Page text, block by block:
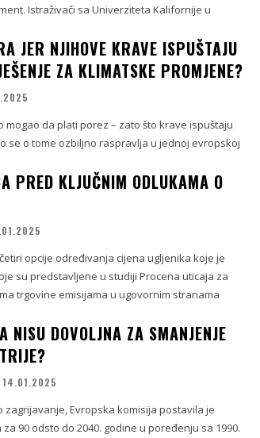
Istraživači sa Univerziteta Kalifornije u
JER NJIHOVE KRAVE ISPUŠTAJU
ZA KLIMATSKE PROMJENE?
mogao da plati porez – zato što krave ispuštaju
se o tome ozbiljno raspravlja u jednoj evropskoj
PRED KLJUČNIM ODLUKAMA O
opcije određivanja cijena ugljenika koje je
su predstavljene u studiji Procena uticaja za
trgovine emisijama u ugovornim stranama
NISU DOVOLJNA ZA SMANJENJE
14.01.2025
Evropska komisija postavila je
90 odsto do 2040. godine u poređenju sa 1990.